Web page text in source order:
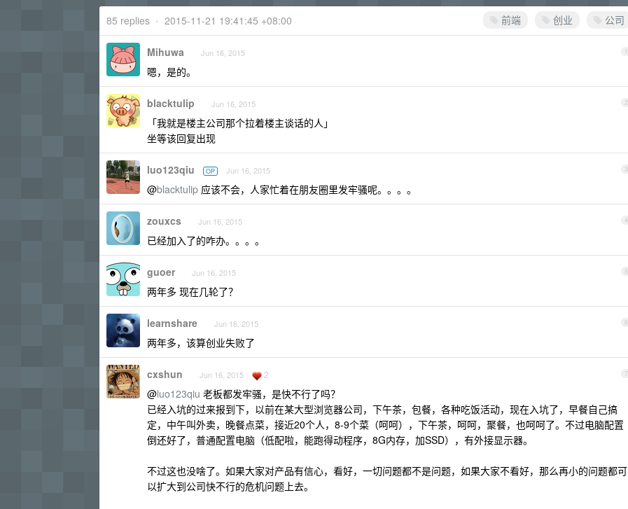
前端 创业 公司
85 replies • 2015-11-21 19:41:45 +08:00
1
Mihuwa Jun 16, 2015
嗯，是的。
2
blacktulip Jun 16, 2015
「我就是楼主公司那个拉着楼主谈话的人」
坐等该回复出现
3
luo123qiu OP Jun 16, 2015
@blacktulip 应该不会，人家忙着在朋友圈里发牢骚呢。。。。
4
zouxcs Jun 16, 2015
已经加入了的咋办。。。。
5
guoer Jun 16, 2015
两年多 现在几轮了？
6
learnshare Jun 16, 2015
两年多，该算创业失败了
7
cxshun Jun 16, 2015 2
@luo123qiu 老板都发牢骚，是快不行了吗？
已经入坑的过来报到下，以前在某大型浏览器公司，下午茶，包餐，各种吃饭活动，现在入坑了，早餐自己搞
定，中午叫外卖，晚餐点菜，接近20个人，8-9个菜（呵呵），下午茶，呵呵，聚餐，也呵呵了。不过电脑配置
倒还好了，普通配置电脑（低配啦，能跑得动程序，8G内存，加SSD），有外接显示器。
不过这也没啥了。如果大家对产品有信心，看好，一切问题都不是问题，如果大家不看好，那么再小的问题都可
以扩大到公司快不行的危机问题上去。